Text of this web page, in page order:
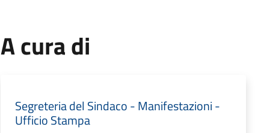
A cura di
Segreteria del Sindaco - Manifestazioni -
Ufficio Stampa